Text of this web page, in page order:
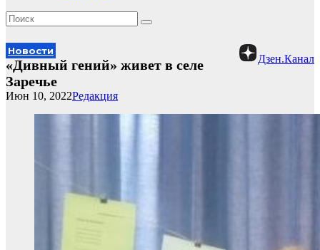
Новости
Дзен.Канал
«Дивный гений» живет в селе
Заречье
Редакция
Июн 10, 2022